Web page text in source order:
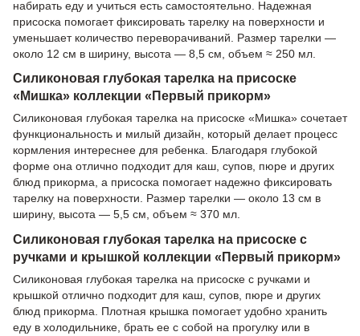
набирать еду и учиться есть самостоятельно. Надежная
присоска помогает фиксировать тарелку на поверхности и
уменьшает количество переворачиваний. Размер тарелки —
около 12 см в ширину, высота — 8,5 см, объем ≈ 250 мл.
Силиконовая глубокая тарелка на присоске
«Мишка» коллекции «Первый прикорм»
Силиконовая глубокая тарелка на присоске «Мишка» сочетает
функциональность и милый дизайн, который делает процесс
кормления интереснее для ребенка. Благодаря глубокой
форме она отлично подходит для каш, супов, пюре и других
блюд прикорма, а присоска помогает надежно фиксировать
тарелку на поверхности. Размер тарелки — около 13 см в
ширину, высота — 5,5 см, объем ≈ 370 мл.
Силиконовая глубокая тарелка на присоске с
ручками и крышкой коллекции «Первый прикорм»
Силиконовая глубокая тарелка на присоске с ручками и
крышкой отлично подходит для каш, супов, пюре и других
блюд прикорма. Плотная крышка помогает удобно хранить
еду в холодильнике, брать ее с собой на прогулку или в